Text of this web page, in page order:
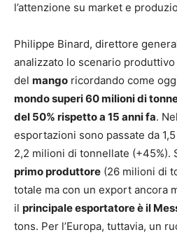
l’attenzione su market e
Philippe Binard, direttore
analizzato lo scenario
del mango ricordando come
mondo superi 60 milioni di
del 50% rispetto a 15 anni fa.
esportazioni sono passate da
2,2 milioni di tonnellate (+45%).
primo produttore (26 milioni di
totale ma con un export ancora
il principale esportatore è il
tons. Per l’Europa, tuttavia, un